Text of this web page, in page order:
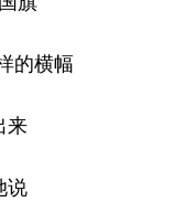
的横幅
来
说